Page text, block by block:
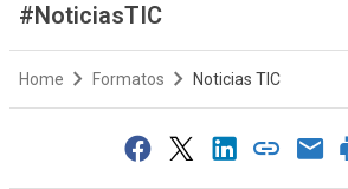
#NoticiasTIC
Home Formatos Noticias TIC